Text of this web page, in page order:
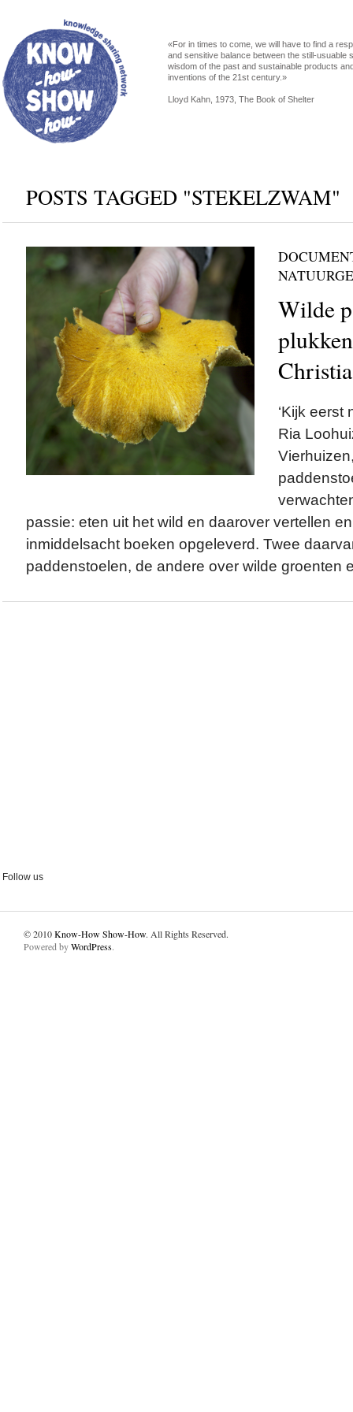
«For in times to come, we will have to find a
and sensitive balance between the still-usuable
wisdom of the past and sustainable products
inventions of the 21st century.»
Lloyd Kahn, 1973, The Book of Shelter
POSTS TAGGED "STEKELZWAM"
Wilde
‘Kijk eerst
Ria
passie: eten uit het wild en daarover vertellen
inmiddelsacht boeken opgeleverd. Twee
paddenstoelen, de andere over wilde groenten
Follow us
© 2010Know-How Show-How. All Rights Reserved.
Powered byWordPress.